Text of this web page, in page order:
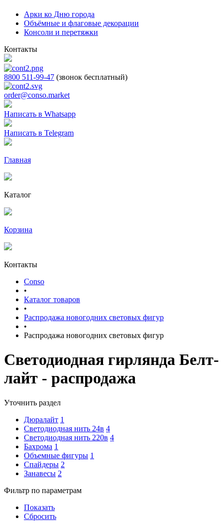
Арки ко Дню города
Объёмные и флаговые декорации
Консоли и перетяжки
Контакты
8800 511-99-47 (звонок бесплатный)
order@conso.market
Написать в Whatsapp
Написать в Telegram
Главная
Каталог
Корзина
Контакты
Conso
•
Каталог товаров
•
Распродажа новогодних световых фигур
•
Распродажа новогодних световых фигур
Светодиодная гирлянда Белт-
лайт - распродажа
Уточнить раздел
Дюралайт 1
Светодиодная нить 24в 4
Светодиодная нить 220в 4
Бахрома 1
Объемные фигуры 1
Спайдеры 2
Занавесы 2
Фильтр по параметрам
Показать
Сбросить